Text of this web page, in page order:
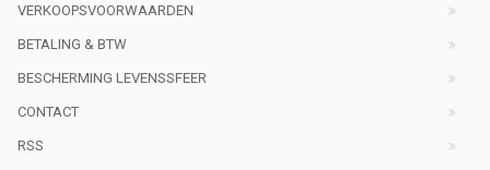
VERKOOPSVOORWAARDEN
BETALING & BTW
BESCHERMING LEVENSSFEER
CONTACT
RSS